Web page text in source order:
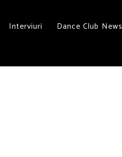
Interviuri Dance Club News